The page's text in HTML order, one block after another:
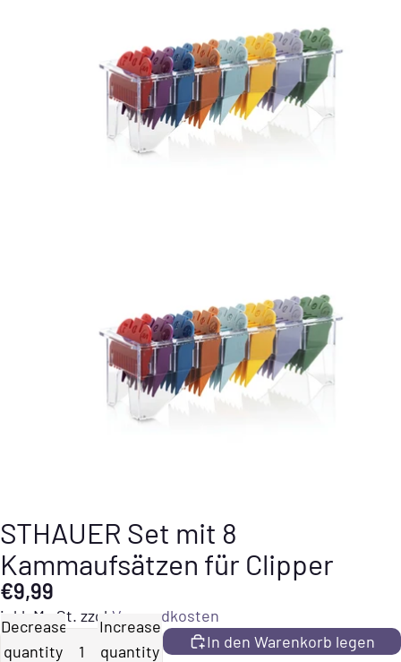
STHAUER Set mit 8
Kammaufsätzen für Clipper
€9,99
inkl. MwSt. zzgl. Versandkosten
Decrease
quantity
Increase
quantity
In den Warenkorb legen